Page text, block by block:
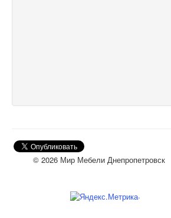
© 2026 Мир Мебели Днепропетровск
.